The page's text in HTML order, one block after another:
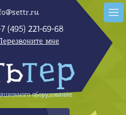
(495) 221-69-68
мне
оборудование